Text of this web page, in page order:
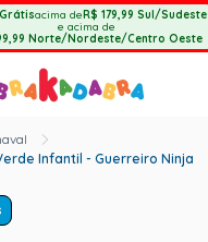
acima deR$ 179,99 Sul/Sudeste
e acima de
Norte/Nordeste/Centro Oeste
Infantil - Guerreiro Ninja